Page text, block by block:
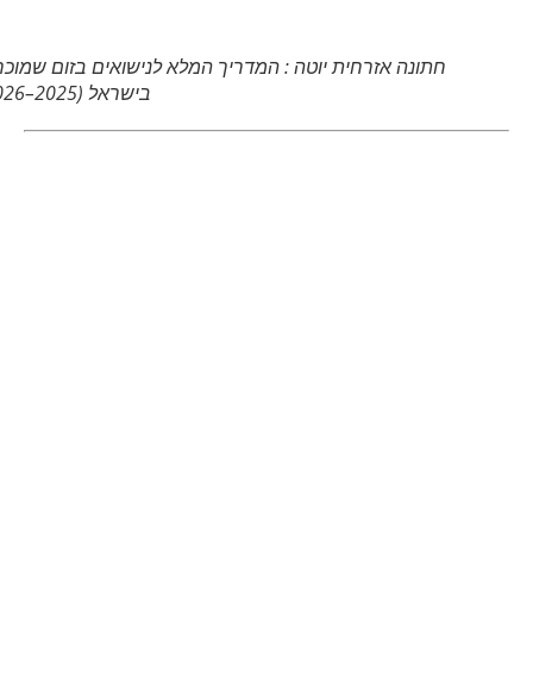
חתונה אזרחית יוטה : המדריך המלא לנישואים בזום שמוכרים
בישראל (2025–2026)